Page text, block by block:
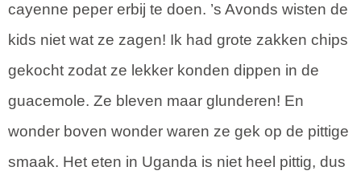
cayenne peper erbij te doen. ’s Avonds wisten de
kids niet wat ze zagen! Ik had grote zakken chips
gekocht zodat ze lekker konden dippen in de
guacemole. Ze bleven maar glunderen! En
wonder boven wonder waren ze gek op de pittige
smaak. Het eten in Uganda is niet heel pittig, dus